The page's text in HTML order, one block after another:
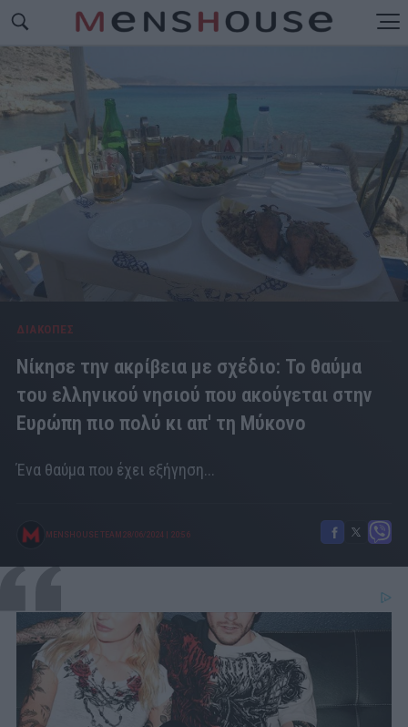
ΔΙΑΚΟΠΕΣ
Νίκησε την ακρίβεια με σχέδιο: Το θαύμα
του ελληνικού νησιού που ακούγεται στην
Ευρώπη πιο πολύ κι απ' τη Μύκονο
Ένα θαύμα που έχει εξήγηση...
MENSHOUSE TEAM 28/06/2024 20:56